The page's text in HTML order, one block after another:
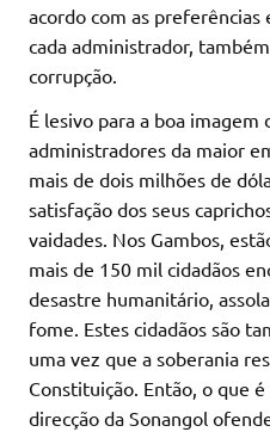
acordo com as preferências
cada administrador,
corrupção.
É lesivo para a boa imagem
administradores da maior
mais de dois milhões de
satisfação dos seus
vaidades. Nos Gambos,
mais de 150 mil cidadãos
desastre humanitário,
fome. Estes cidadãos são
uma vez que a soberania
Constituição. Então, o que
direcção da Sonangol